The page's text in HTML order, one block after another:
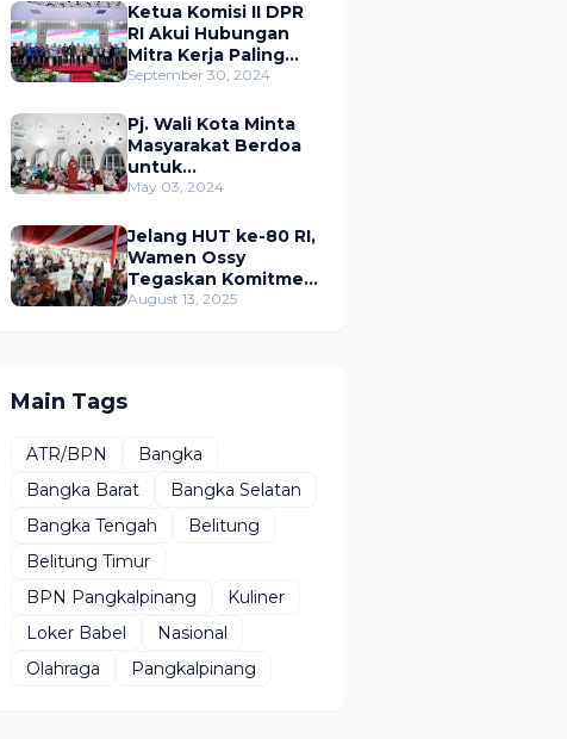
Ketua Komisi II DPR
RI Akui Hubungan
Mitra Kerja Paling
Akrab dengan
ATR/BPN
September 30, 2024
Pj. Wali Kota Minta
Masyarakat Berdoa
untuk
Pangkalpinang,
di 2024 Berjalan
Lancar
May 03, 2024
Jelang HUT ke-80 RI,
Wamen Ossy
Tegaskan Komitmen
Presiden Prabowo
August 13, 2025
Main Tags
ATR/BPN
Bangka
Bangka Barat
Bangka Selatan
Bangka Tengah
Belitung
Belitung Timur
BPN Pangkalpinang
Kuliner
Loker Babel
Nasional
Olahraga
Pangkalpinang